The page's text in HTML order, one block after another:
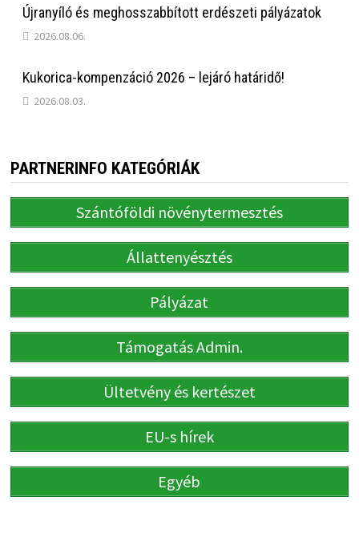
Újranyíló és meghosszabbított erdészeti pályázatok
2026.08.06.
Kukorica-kompenzáció 2026 – lejáró határidő!
2026.08.03.
PARTNERINFO KATEGÓRIÁK
Szántóföldi növénytermesztés
Állattenyésztés
Pályázat
Támogatás Admin.
Ültetvény és kertészet
EU-s hírek
Egyéb